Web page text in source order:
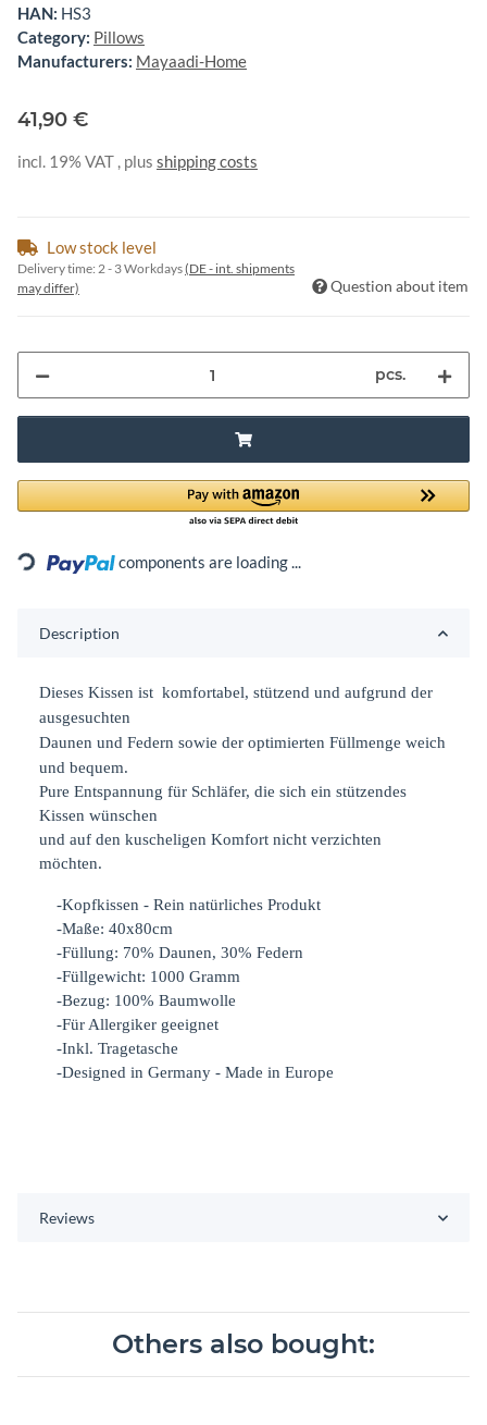
HAN: HS3
Category: Pillows
Manufacturers: Mayaadi-Home
41,90 €
incl. 19% VAT , plus shipping costs
Low stock level
Delivery time: 2 - 3 Workdays(DE - int. shipments
may differ)
Question about item
pcs.
Loading... components are loading ...
Description
Dieses Kissen ist komfortabel, stützend und aufgrund der
ausgesuchten
Daunen und Federn sowie der optimierten Füllmenge weich
und bequem.
Pure Entspannung für Schläfer, die sich ein stützendes
Kissen wünschen
und auf den kuscheligen Komfort nicht verzichten
möchten.
-Kopfkissen - Rein natürliches Produkt
-Maße: 40x80cm
-Füllung: 70% Daunen, 30% Federn
-Füllgewicht: 1000 Gramm
-Bezug: 100% Baumwolle
-Für Allergiker geeignet
-Inkl. Tragetasche
-Designed in Germany - Made in Europe
Reviews
Others also bought: